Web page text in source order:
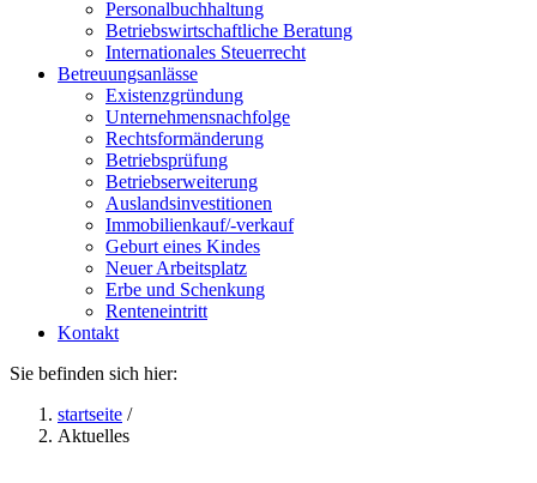
Personalbuchhaltung
Betriebswirtschaftliche Beratung
Internationales Steuerrecht
Betreuungsanlässe
Existenzgründung
Unternehmensnachfolge
Rechtsformänderung
Betriebsprüfung
Betriebserweiterung
Auslandsinvestitionen
Immobilienkauf/-verkauf
Geburt eines Kindes
Neuer Arbeitsplatz
Erbe und Schenkung
Renteneintritt
Kontakt
Sie befinden sich hier:
startseite /
Aktuelles